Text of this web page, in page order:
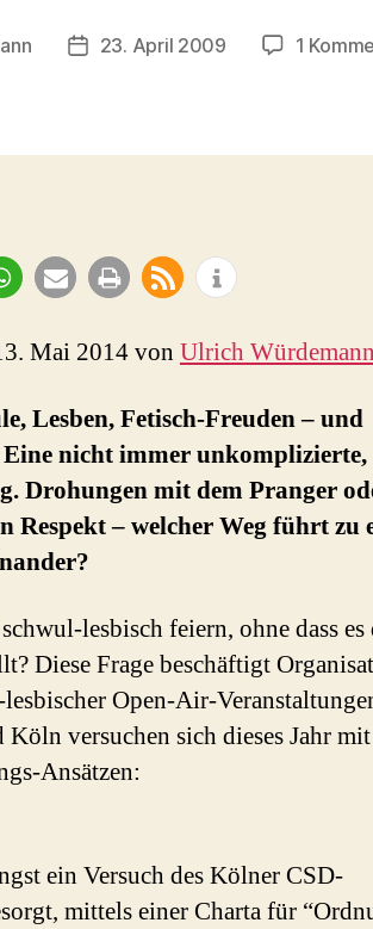
Beitragsdatum
23. April 2009 1
Mai 2014 von Ulrich Würdemann
Lesben, Fetisch-Freuden – und
nicht immer unkomplizierte,
Drohungen mit dem Pranger
Respekt – welcher Weg führt zu
lesbisch feiern, ohne dass es
Diese Frage beschäftigt
Open-Air-
versuchen sich dieses Jahr
Ansätzen:
ein Versuch des Kölner CSD-
mittels einer Charta für